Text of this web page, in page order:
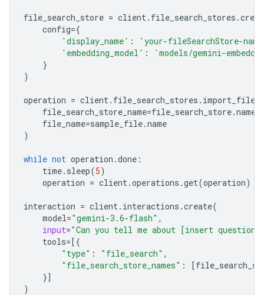
file_search_store = client. file_search_stores .
config={
'display_name' :
'your-fileSearchStore-
'embedding_model' :
'models/gemini-
}
)
operation = client. file_search_stores . import_file
file_search_store_name=file_search_store.name
file_name=sample_file.name
)
while not operation .done :
time. sleep(5)
operation = client.operations .get(operation)
interaction = client. interactions .create(
model="gemini-3.6-flash" ,
input="Can you tell me about [insert
tools=[{
"type" : "file_search" ,
"file_search_store_names" : [
}]
)